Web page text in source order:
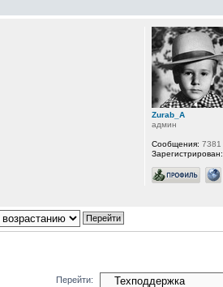
Zurab_A
админ
Сообщения: 7381
Зарегистрирован:
Перейти: